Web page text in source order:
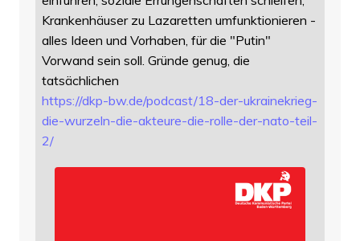
Krankenhäuser zu Lazaretten umfunktionieren -
alles Ideen und Vorhaben, für die "Putin"
Vorwand sein soll. Gründe genug, die
tatsächlichen
https://dkp-bw.de/podcast/18-der-ukrainekrieg-
die-wurzeln-die-akteure-die-rolle-der-nato-teil-
2/